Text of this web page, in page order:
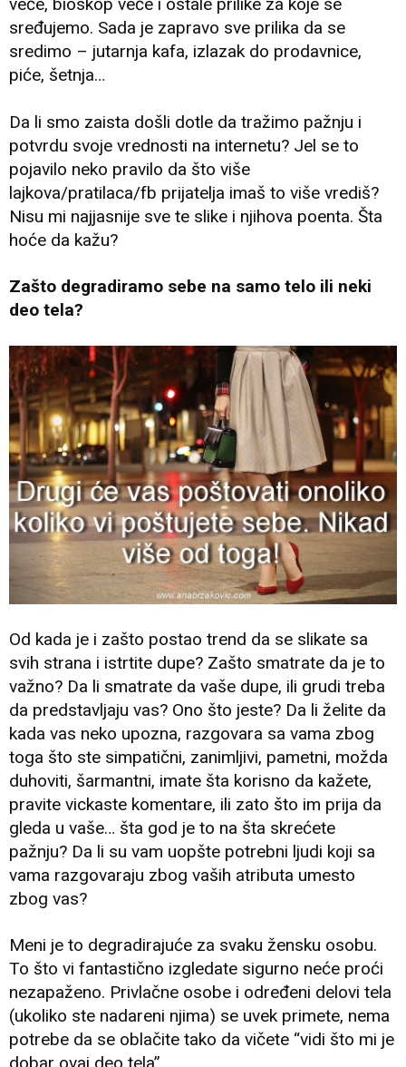
sređujemo. Sada je zapravo sve prilika da se
sredimo – jutarnja kafa, izlazak do prodavnice,
piće, šetnja…
Da li smo zaista došli dotle da tražimo pažnju i
potvrdu svoje vrednosti na internetu? Jel se to
pojavilo neko pravilo da što više
lajkova/pratilaca/fb prijatelja imaš to više vrediš?
Nisu mi najjasnije sve te slike i njihova poenta. Šta
hoće da kažu?
Zašto degradiramo sebe na samo telo ili neki
deo tela?
Od kada je i zašto postao trend da se slikate sa
svih strana i istrtite dupe? Zašto smatrate da je to
važno? Da li smatrate da vaše dupe, ili grudi treba
da predstavljaju vas? Ono što jeste? Da li želite da
kada vas neko upozna, razgovara sa vama zbog
toga što ste simpatični, zanimljivi, pametni, možda
duhoviti, šarmantni, imate šta korisno da kažete,
pravite vickaste komentare, ili zato što im prija da
gleda u vaše… šta god je to na šta skrećete
pažnju? Da li su vam uopšte potrebni ljudi koji sa
vama razgovaraju zbog vaših atributa umesto
zbog vas?
Meni je to degradirajuće za svaku žensku osobu.
To što vi fantastično izgledate sigurno neće proći
nezapaženo. Privlačne osobe i određeni delovi tela
(ukoliko ste nadareni njima) se uvek primete, nema
potrebe da se oblačite tako da vičete “vidi što mi je